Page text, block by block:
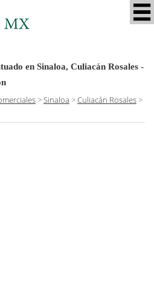
en Sinaloa, Culiacán Rosales -
>Sinaloa >Culiacán Rosales>